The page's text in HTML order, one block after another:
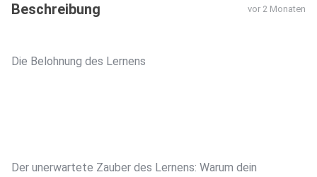
Beschreibung vor 2 Monaten
Die Belohnung des Lernens
Der unerwartete Zauber des Lernens: Warum dein